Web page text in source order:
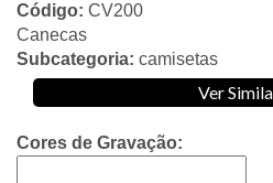
Código: CV200
Canecas
Subcategoria: camisetas
Ver
Cores de Gravação: